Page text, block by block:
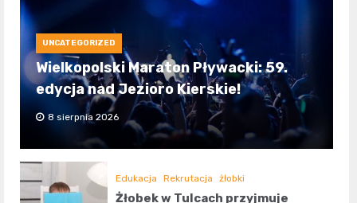
UNCATEGORIZED
Wielkopolski Maraton Pływacki: 59.
edycja nad Jezioro Kierskie!
8 sierpnia 2026
Edukacja Rekrutacja żłobki
Żłobek w Tulcach przyjmuje